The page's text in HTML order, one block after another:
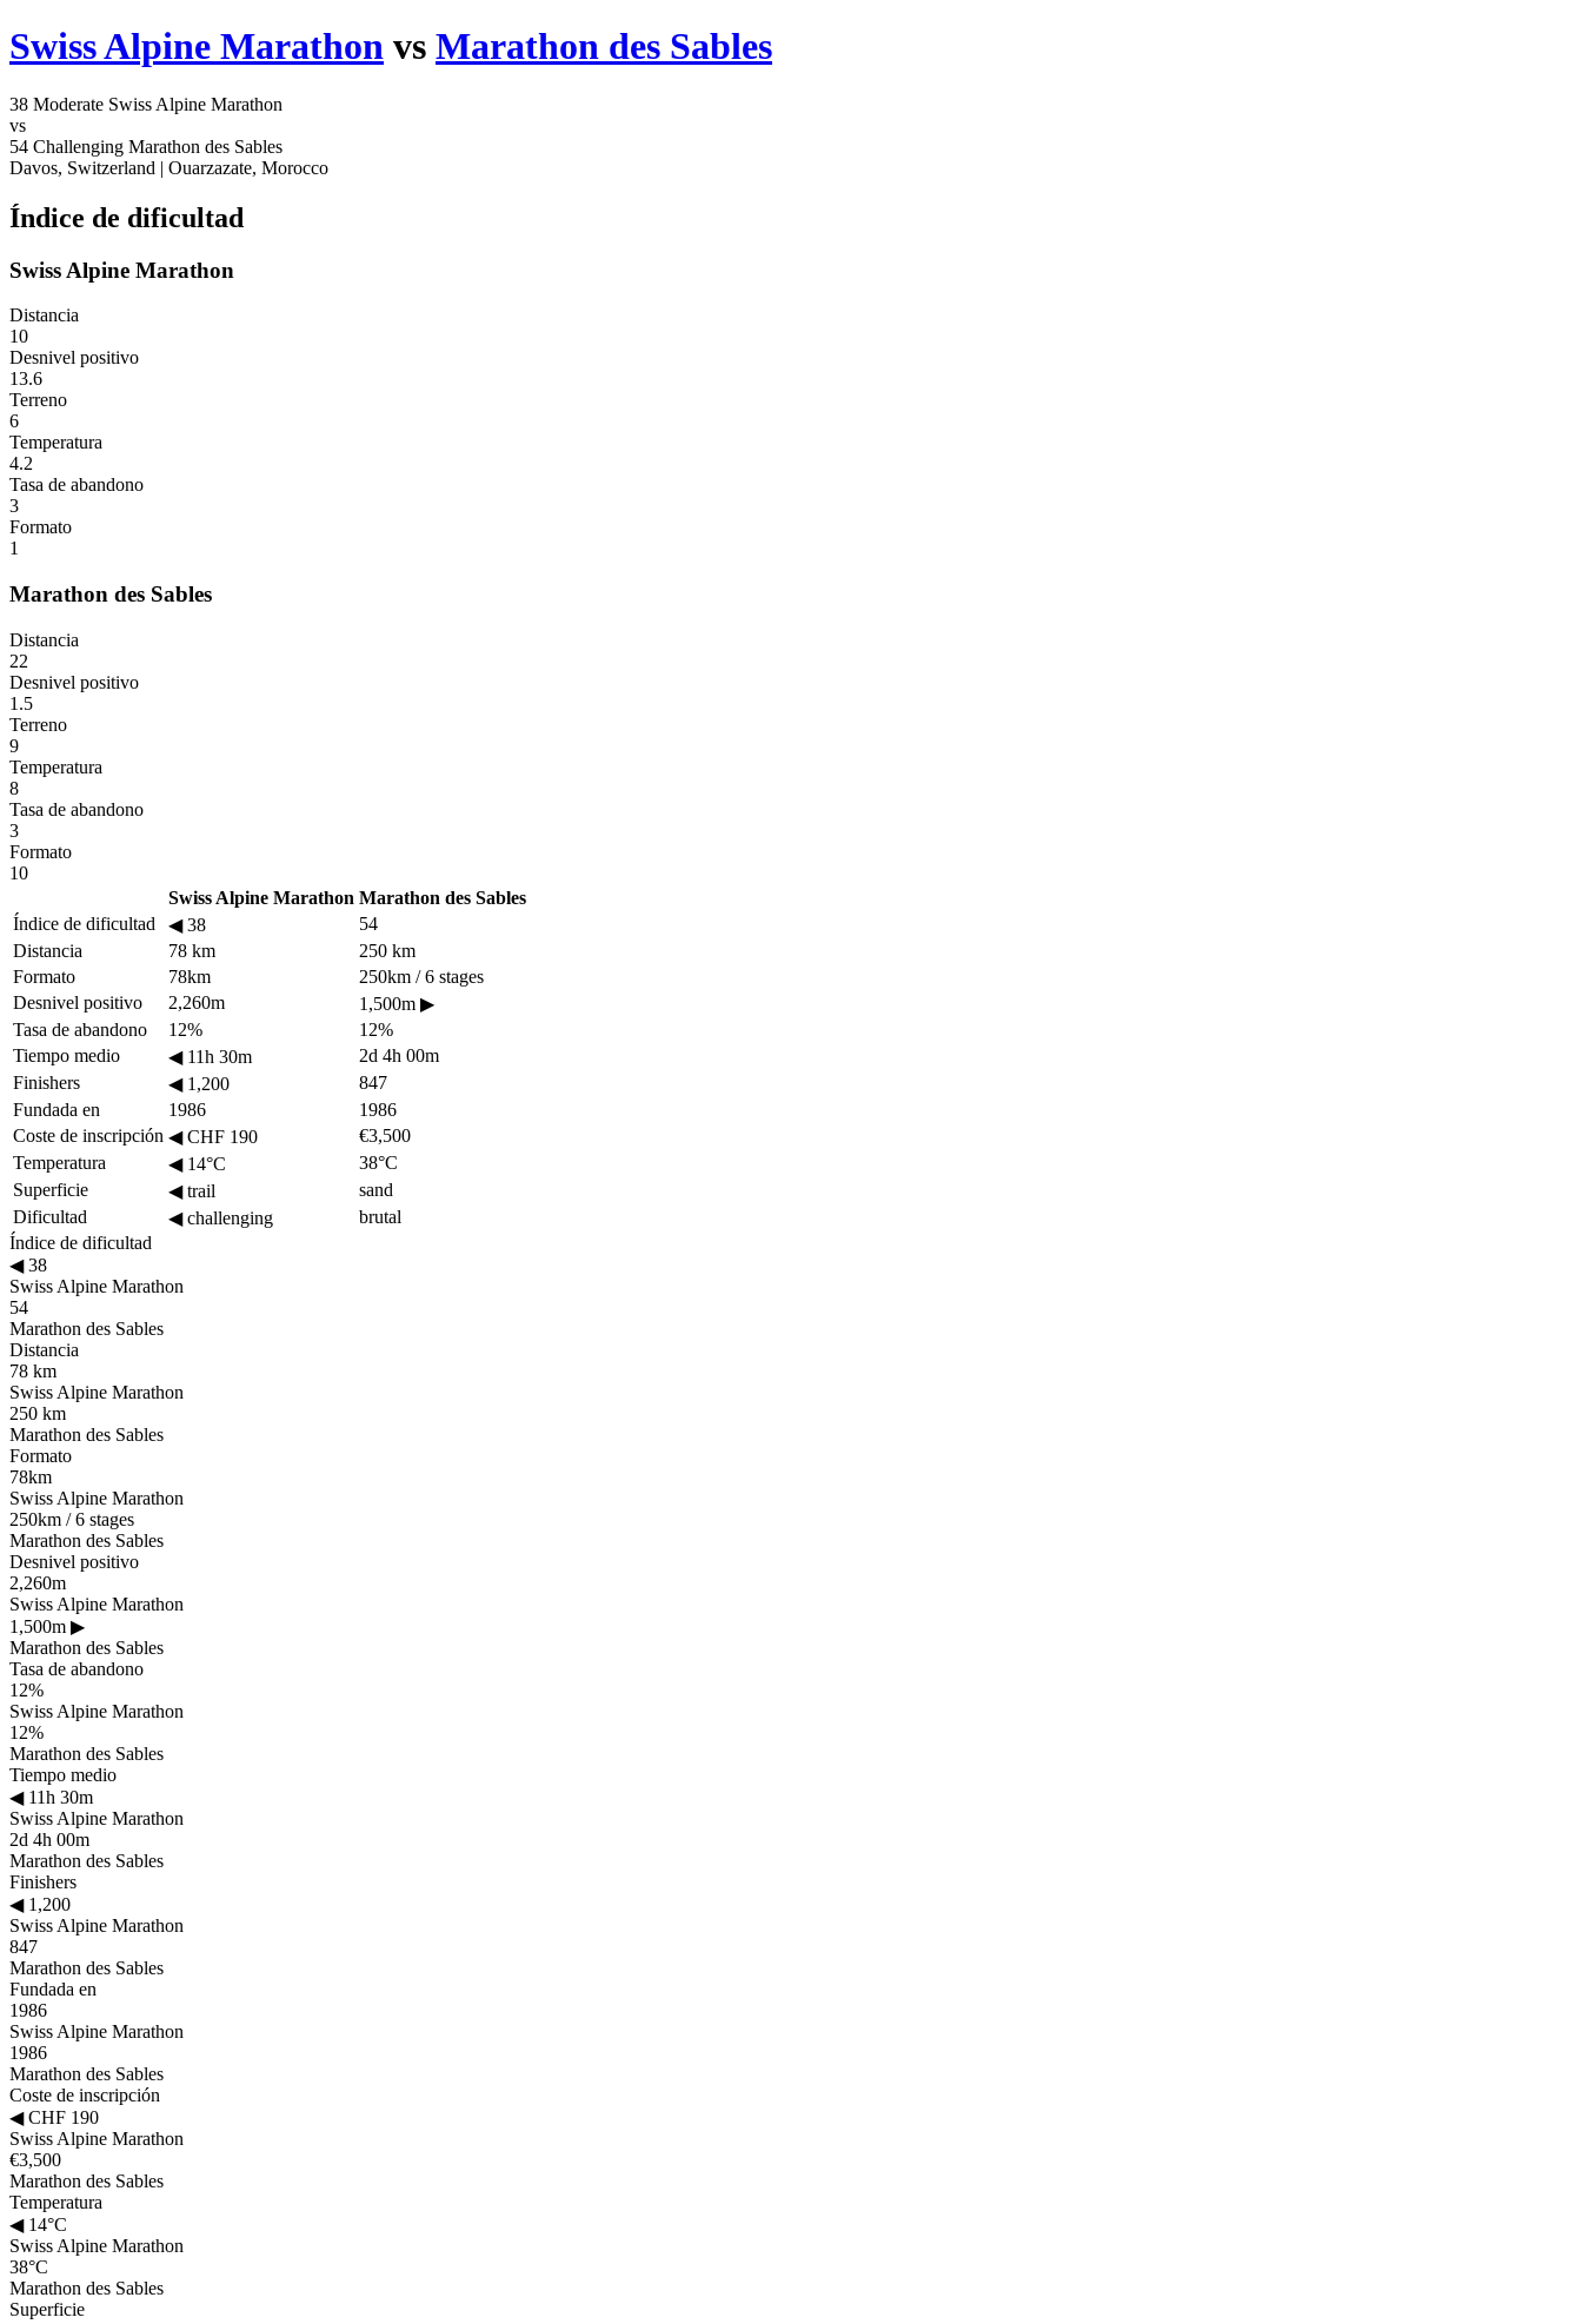
Swiss Alpine Marathon vs Marathon des Sables
38 Moderate Swiss Alpine Marathon
vs
54 Challenging Marathon des Sables
Davos, Switzerland | Ouarzazate, Morocco
Índice de dificultad
Swiss Alpine Marathon
Distancia
10
Desnivel positivo
13.6
Terreno
6
Temperatura
4.2
Tasa de abandono
3
Formato
1
Marathon des Sables
Distancia
22
Desnivel positivo
1.5
Terreno
9
Temperatura
8
Tasa de abandono
3
Formato
10
Swiss Alpine Marathon Marathon des Sables
Índice de dificultad
◀38
54
Distancia
78 km
250 km
Formato
78km
250km / 6 stages
Desnivel positivo
2,260m 1,500m ▶
Tasa de abandono
12%
12%
Tiempo medio
◀11h 30m
2d 4h 00m
Finishers
◀1,200
847
Fundada en
1986
1986
Coste de inscripción ◀CHF 190
€3,500
Temperatura
◀14°C
38°C
Superficie
◀trail
sand
Dificultad
◀challenging
brutal
Índice de dificultad
◀38
Swiss Alpine Marathon
54
Marathon des Sables
Distancia
78 km
Swiss Alpine Marathon
250 km
Marathon des Sables
Formato
78km
Swiss Alpine Marathon
250km / 6 stages
Marathon des Sables
Desnivel positivo
2,260m
Swiss Alpine Marathon
1,500m ▶
Marathon des Sables
Tasa de abandono
12%
Swiss Alpine Marathon
12%
Marathon des Sables
Tiempo medio
◀11h 30m
Swiss Alpine Marathon
2d 4h 00m
Marathon des Sables
Finishers
◀1,200
Swiss Alpine Marathon
847
Marathon des Sables
Fundada en
1986
Swiss Alpine Marathon
1986
Marathon des Sables
Coste de inscripción
◀CHF 190
Swiss Alpine Marathon
€3,500
Marathon des Sables
Temperatura
◀14°C
Swiss Alpine Marathon
38°C
Marathon des Sables
Superficie